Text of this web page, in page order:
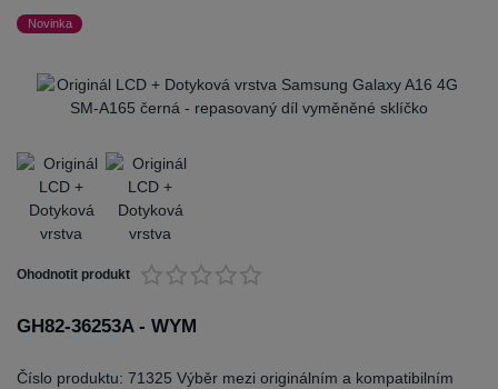
Novinka
Ohodnotit produkt
GH82-36253A - WYM
Číslo produktu: 71325 Výběr mezi originálním a kompatibilním